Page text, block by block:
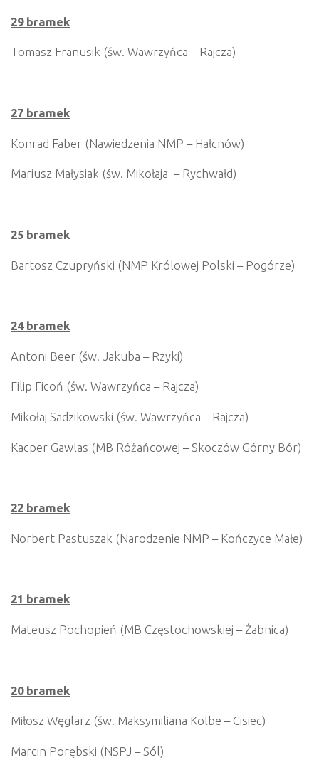
29 bramek
Tomasz Franusik (św. Wawrzyńca – Rajcza)
27 bramek
Konrad Faber (Nawiedzenia NMP – Hałcnów)
Mariusz Małysiak (św. Mikołaja – Rychwałd)
25 bramek
Bartosz Czupryński (NMP Królowej Polski – Pogórze)
24 bramek
Antoni Beer (św. Jakuba – Rzyki)
Filip Ficoń (św. Wawrzyńca – Rajcza)
Mikołaj Sadzikowski (św. Wawrzyńca – Rajcza)
Kacper Gawlas (MB Różańcowej – Skoczów Górny Bór)
22 bramek
Norbert Pastuszak (Narodzenie NMP – Kończyce Małe)
21 bramek
Mateusz Pochopień (MB Częstochowskiej – Żabnica)
20 bramek
Miłosz Węglarz (św. Maksymiliana Kolbe – Cisiec)
Marcin Porębski (NSPJ – Sól)